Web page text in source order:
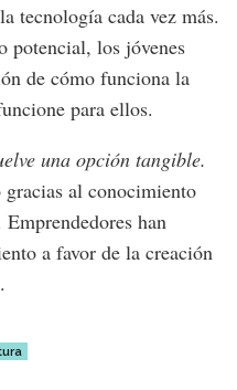
tecnología cada vez más.
potencial, los jóvenes
de cómo funciona la
para ellos.
una opción tangible.
al conocimiento
han
a favor de la creación